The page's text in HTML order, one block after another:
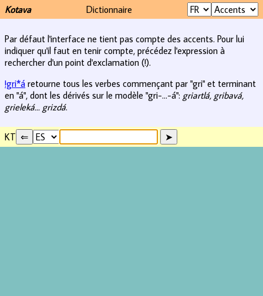
Kotava Dictionnaire
Par défaut l'interface ne tient pas compte des accents. Pour lui
indiquer qu'il faut en tenir compte, précédez l'expression à
rechercher d'un point d'exclamation (!).
!gri*á retourne tous les verbes commençant par "gri" et terminant
en "á", dont les dérivés sur le modèle "gri-...-á": griartlá, gribavá,
grieleká... grizdá.
KT